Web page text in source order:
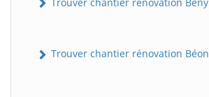
Trouver chantier rénovation Béon